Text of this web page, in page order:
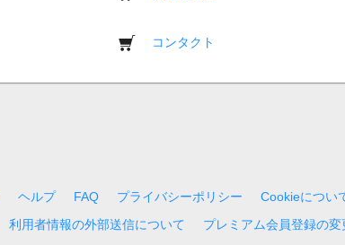
コンタクト
ヘルプ FAQ プライバシーポリシー
Cookieについ
利用者情報の外部送信について プレミアム会員登録の変